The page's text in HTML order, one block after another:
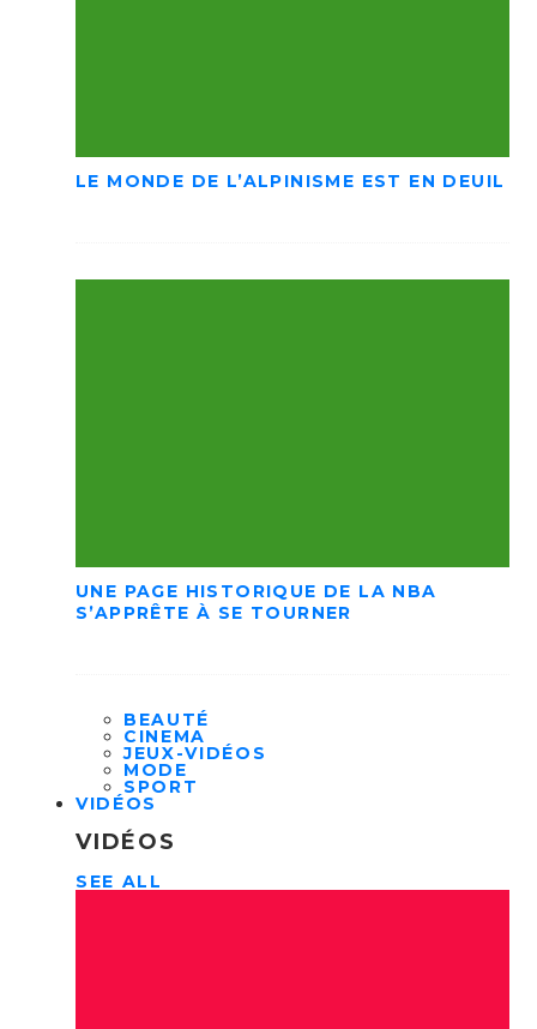
LE MONDE DE L’ALPINISME EST EN DEUIL
UNE PAGE HISTORIQUE DE LA NBA
S’APPRÊTE À SE TOURNER
BEAUTÉ
CINEMA
JEUX-VIDÉOS
MODE
SPORT
VIDÉOS
VIDÉOS
SEE ALL